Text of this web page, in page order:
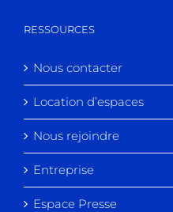
RESSOURCES
Nous contacter
Location d’espaces
Nous rejoindre
Entreprise
Espace Presse